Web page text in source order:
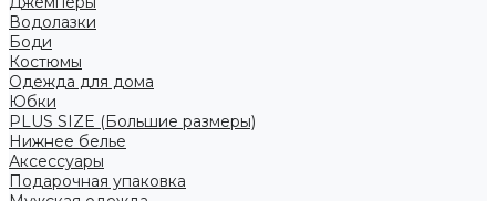
Водолазки
Боди
Костюмы
Одежда для дома
Юбки
PLUS SIZE (Большие размеры)
Нижнее белье
Аксессуары
Подарочная упаковка